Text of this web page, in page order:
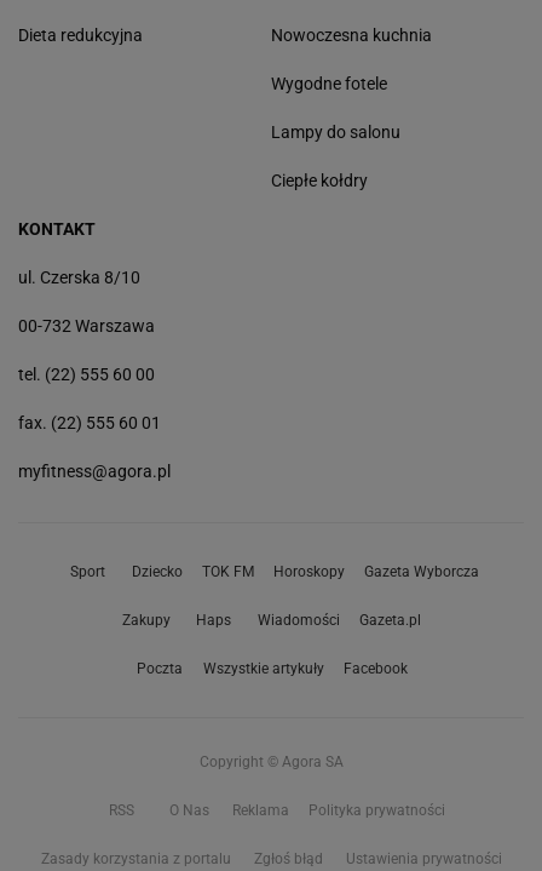
Dieta redukcyjna Nowoczesna kuchnia
Wygodne fotele
Lampy do salonu
Ciepłe kołdry
KONTAKT
ul. Czerska 8/10
00-732 Warszawa
tel. (22) 555 60 00
fax. (22) 555 60 01
myfitness@agora.pl
Sport Dziecko TOK FM Horoskopy Gazeta Wyborcza
Zakupy Haps Wiadomości Gazeta.pl
Poczta Wszystkie artykuły Facebook
Copyright © Agora SA
RSS O Nas Reklama Polityka prywatności
Zasady korzystania z portalu Zgłoś błąd Ustawienia prywatności